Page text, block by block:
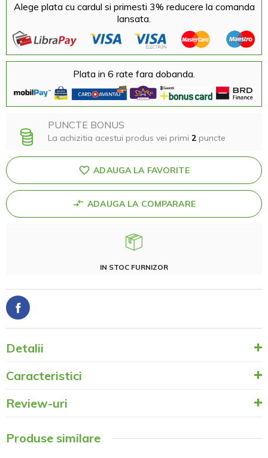
Alege plata cu cardul si primesti 3% reducere la comanda
lansata.
Plata in 6 rate fara dobanda.
PUNCTE BONUS
La achizitia acestui produs vei primi 2 puncte
ADAUGA LA FAVORITE
ADAUGA LA COMPARARE
IN STOC FURNIZOR
Detalii
Caracteristici
Review-uri
Produse similare